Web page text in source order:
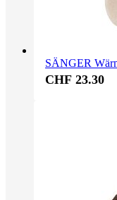
SÄNGER
CHF 23.30